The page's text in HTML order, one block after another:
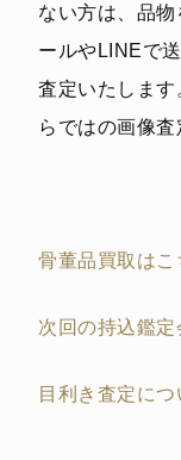
ない方は、品
ールやLINEで
査定いたしま
らではの画像査
骨董品買取はこ
次回の持込鑑
目利き査定に